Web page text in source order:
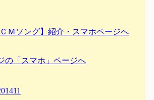
Ｍソング】紹介・スマホページへ
の「スマホ」ページへ